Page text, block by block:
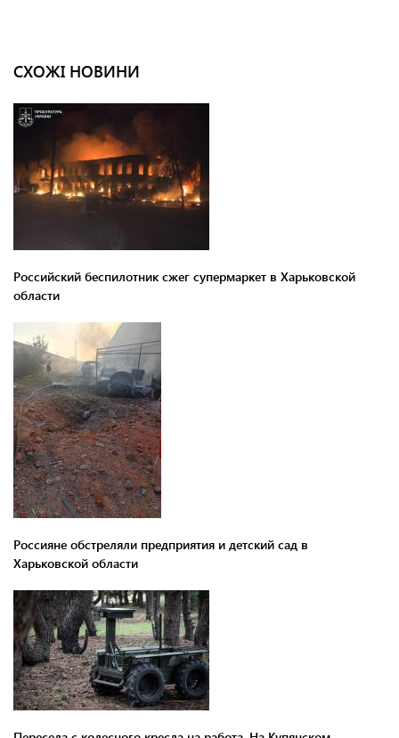
СХОЖІ НОВИНИ
Российский беспилотник сжег супермаркет в Харьковской
области
Россияне обстреляли предприятия и детский сад в
Харьковской области